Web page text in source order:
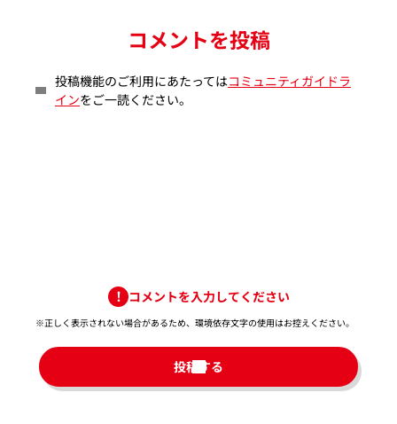
コメントを投稿
投稿機能のご利用にあたってはコミュニティガイドラ
インをご一読ください。
コメントを入力してください
※正しく表示されない場合があるため、環境依存文字の使用はお控えください。​
投稿する